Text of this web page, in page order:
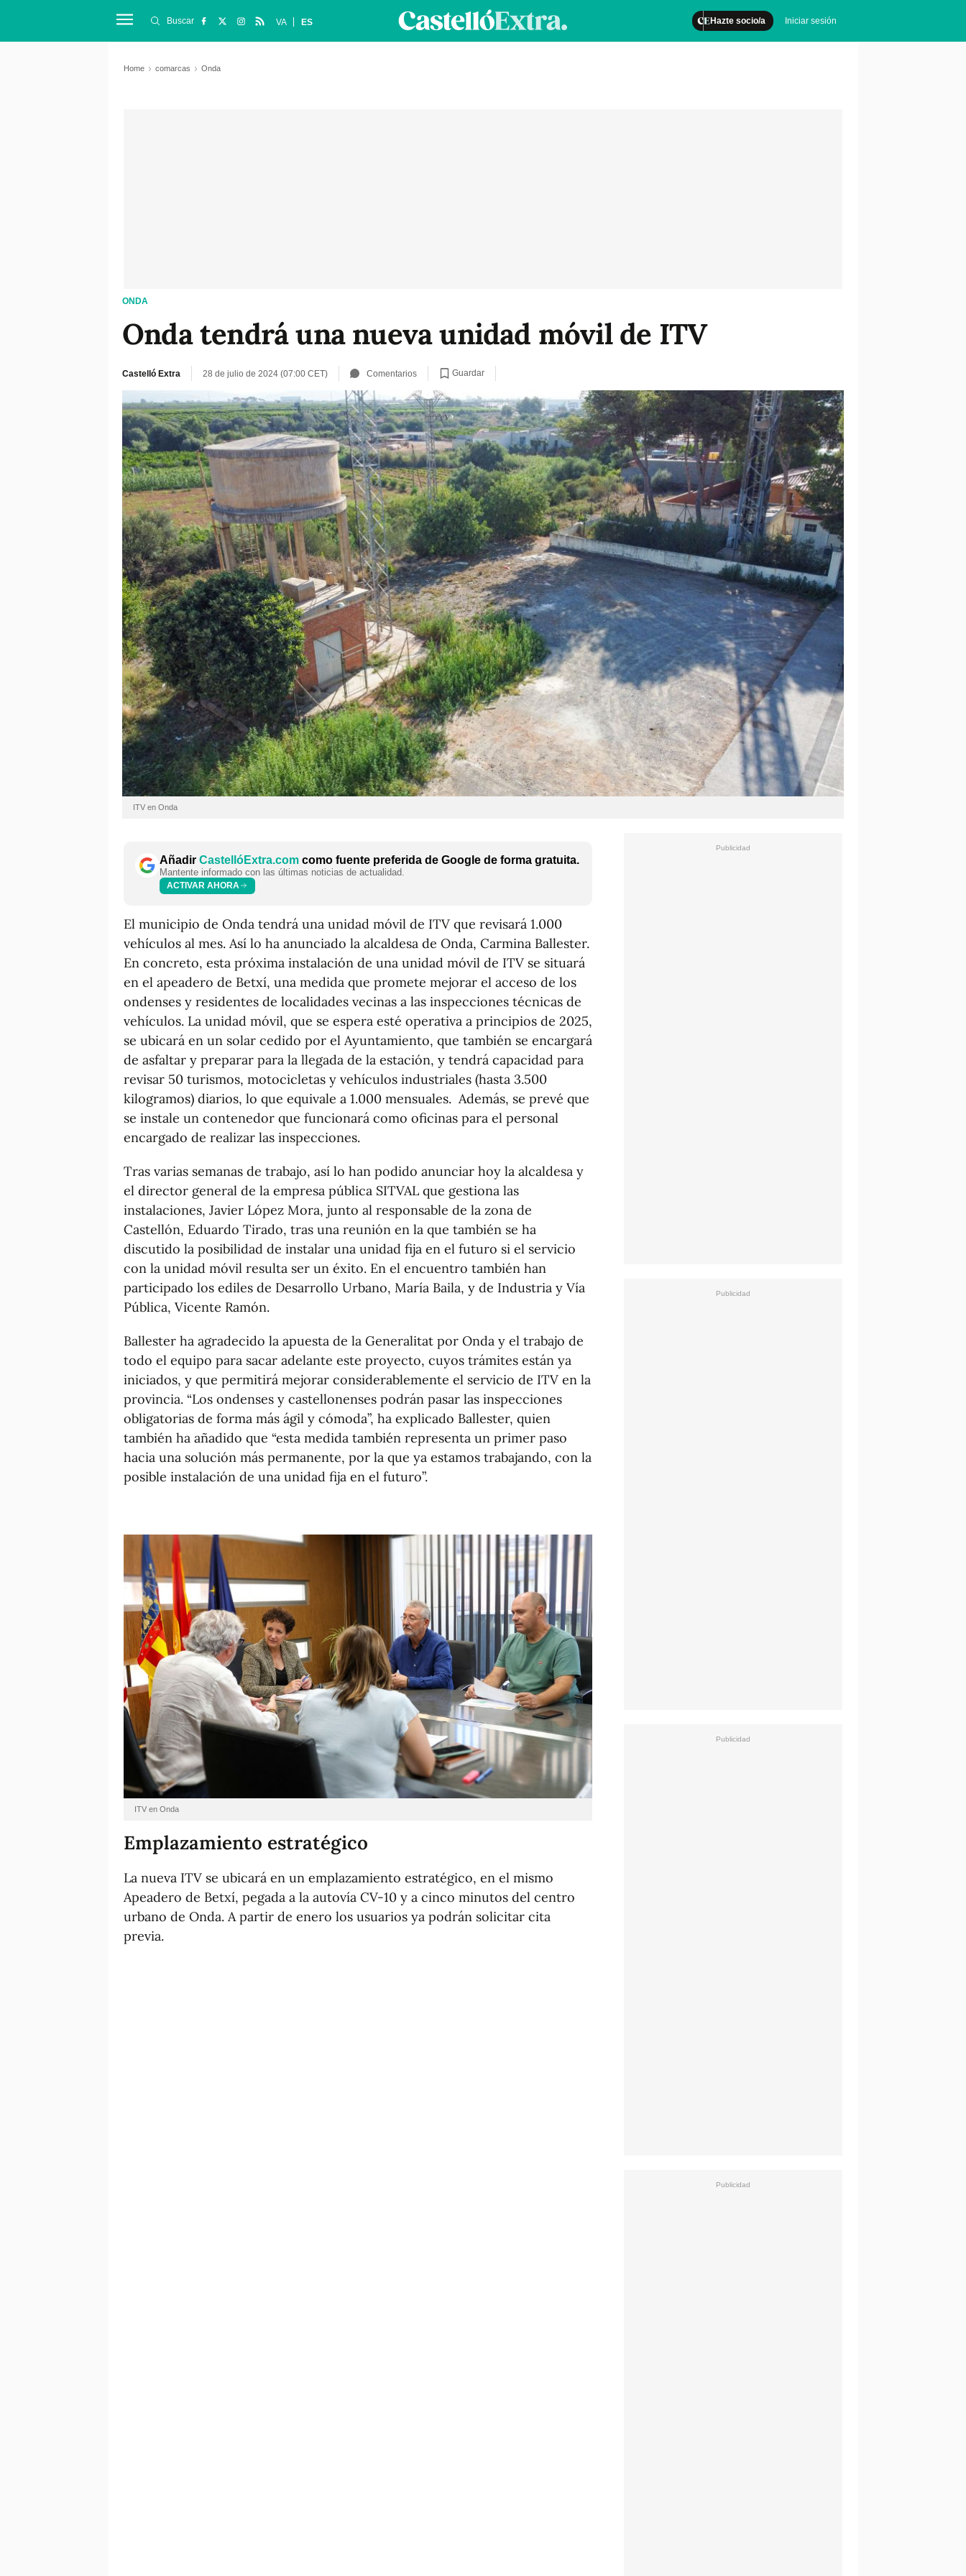
Hazte socio/a Iniciar sesión
Buscar VA ES
Home comarcas Onda
ONDA
Onda tendrá una nueva unidad móvil de ITV
Castelló Extra 28 de julio de 2024 (07:00 CET) Comentarios Guardar
ITV en Onda
Añadir CastellóExtra.com como fuente preferida de Google de forma gratuita.
Mantente informado con las últimas noticias de actualidad.
ACTIVAR AHORA
El municipio de Onda tendrá una unidad móvil de ITV que revisará 1.000
vehículos al mes. Así lo ha anunciado la alcaldesa de Onda, Carmina Ballester.
En concreto, esta próxima instalación de una unidad móvil de ITV se situará
en el apeadero de Betxí, una medida que promete mejorar el acceso de los
ondenses y residentes de localidades vecinas a las inspecciones técnicas de
vehículos. La unidad móvil, que se espera esté operativa a principios de 2025,
se ubicará en un solar cedido por el Ayuntamiento, que también se encargará
de asfaltar y preparar para la llegada de la estación, y tendrá capacidad para
revisar 50 turismos, motocicletas y vehículos industriales (hasta 3.500
kilogramos) diarios, lo que equivale a 1.000 mensuales. Además, se prevé que
se instale un contenedor que funcionará como oficinas para el personal
encargado de realizar las inspecciones.
Tras varias semanas de trabajo, así lo han podido anunciar hoy la alcaldesa y
el director general de la empresa pública SITVAL que gestiona las
instalaciones, Javier López Mora, junto al responsable de la zona de
Castellón, Eduardo Tirado, tras una reunión en la que también se ha
discutido la posibilidad de instalar una unidad fija en el futuro si el servicio
con la unidad móvil resulta ser un éxito. En el encuentro también han
participado los ediles de Desarrollo Urbano, María Baila, y de Industria y Vía
Pública, Vicente Ramón.
Ballester ha agradecido la apuesta de la Generalitat por Onda y el trabajo de
todo el equipo para sacar adelante este proyecto, cuyos trámites están ya
iniciados, y que permitirá mejorar considerablemente el servicio de ITV en la
provincia. “Los ondenses y castellonenses podrán pasar las inspecciones
obligatorias de forma más ágil y cómoda”, ha explicado Ballester, quien
también ha añadido que “esta medida también representa un primer paso
hacia una solución más permanente, por la que ya estamos trabajando, con la
posible instalación de una unidad fija en el futuro”.
ITV en Onda
Emplazamiento estratégico
La nueva ITV se ubicará en un emplazamiento estratégico, en el mismo
Apeadero de Betxí, pegada a la autovía CV-10 y a cinco minutos del centro
urbano de Onda. A partir de enero los usuarios ya podrán solicitar cita
previa.